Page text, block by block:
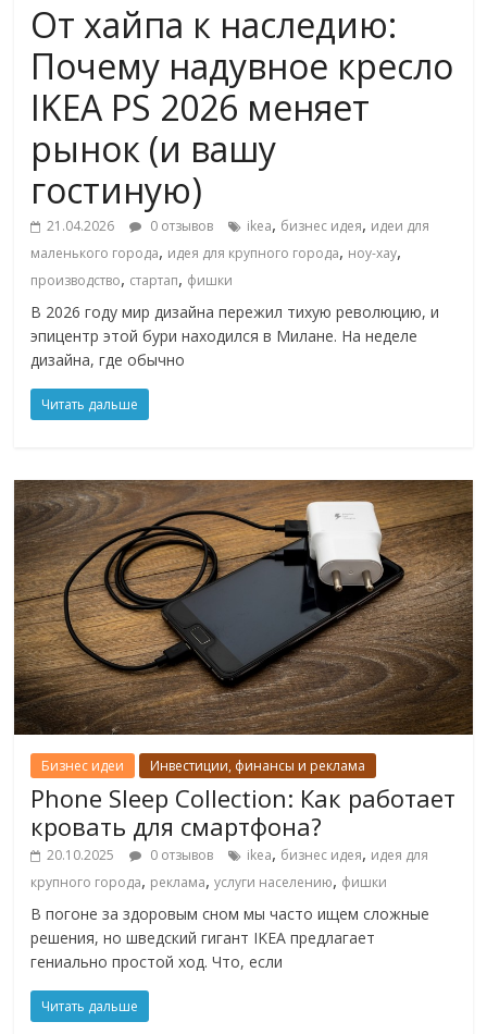
От хайпа к наследию:
Почему надувное кресло
IKEA PS 2026 меняет
рынок (и вашу
гостиную)
21.04.2026 0 отзывов ikea, бизнес идея, идеи для
маленького города, идея для крупного города, ноу-хау,
производство, стартап, фишки
В 2026 году мир дизайна пережил тихую революцию, и
эпицентр этой бури находился в Милане. На неделе
дизайна, где обычно
Читать дальше
Бизнес идеи Инвестиции, финансы и реклама
Phone Sleep Collection: Как работает
кровать для смартфона?
20.10.2025 0 отзывов ikea, бизнес идея, идея для
крупного города, реклама,услуги населению, фишки
В погоне за здоровым сном мы часто ищем сложные
решения, но шведский гигант IKEA предлагает
гениально простой ход. Что, если
Читать дальше